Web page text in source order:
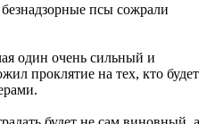
псы сожрали
один очень сильный и
проклятие на тех, кто будет